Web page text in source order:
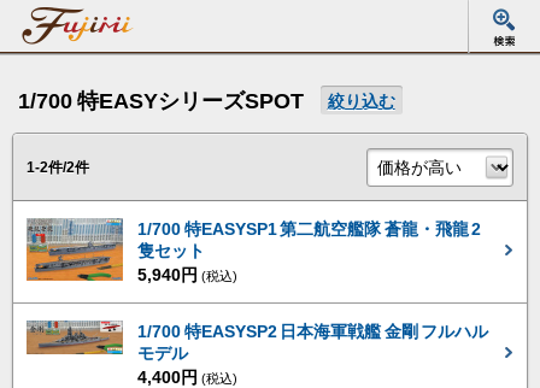
1/700 特EASYシリーズSPOT 絞り込む
1-2件/2件
1/700 特EASYSP1 第二航空艦隊 蒼龍・飛龍 2
隻セット
5,940円 (税込)
1/700 特EASYSP2 日本海軍戦艦 金剛 フルハル
モデル
4,400円 (税込)